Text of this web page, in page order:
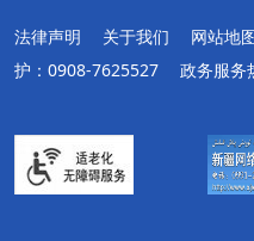
法律声明 关于我们 网站地
护：0908-7625527
政务服务